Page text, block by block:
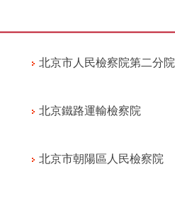
北京市人民檢察院第二分院
北京鐵路運輸檢察院
北京市朝陽區人民檢察院